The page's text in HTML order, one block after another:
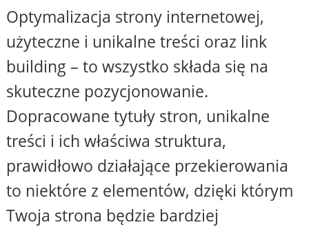
Optymalizacja strony internetowej,
użyteczne i unikalne treści oraz link
building – to wszystko składa się na
skuteczne pozycjonowanie.
Dopracowane tytuły stron, unikalne
treści i ich właściwa struktura,
prawidłowo działające przekierowania
to niektóre z elementów, dzięki którym
Twoja strona będzie bardziej